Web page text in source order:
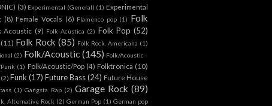
(3) Experimental (General) (1) Experimental
(8) Female Vocals (6) Flamenco pop (1) Folk
Acoustic (9) Folk Acústica (2) Folk Pop (52)
(11) Folk Rock (85) Folk Rock. Americana (1)
(2) Folk/Acoustic (145) Folk/Acoustic -
(1) Folk/Acoustic/Pop (4) Folktronica (10)
(2) Funk (17) Future Bass(24) Future House
(1) Gangsta Rap (2) Garage Rock (89)
Alternative Rock (2) German Pop (1) German pop